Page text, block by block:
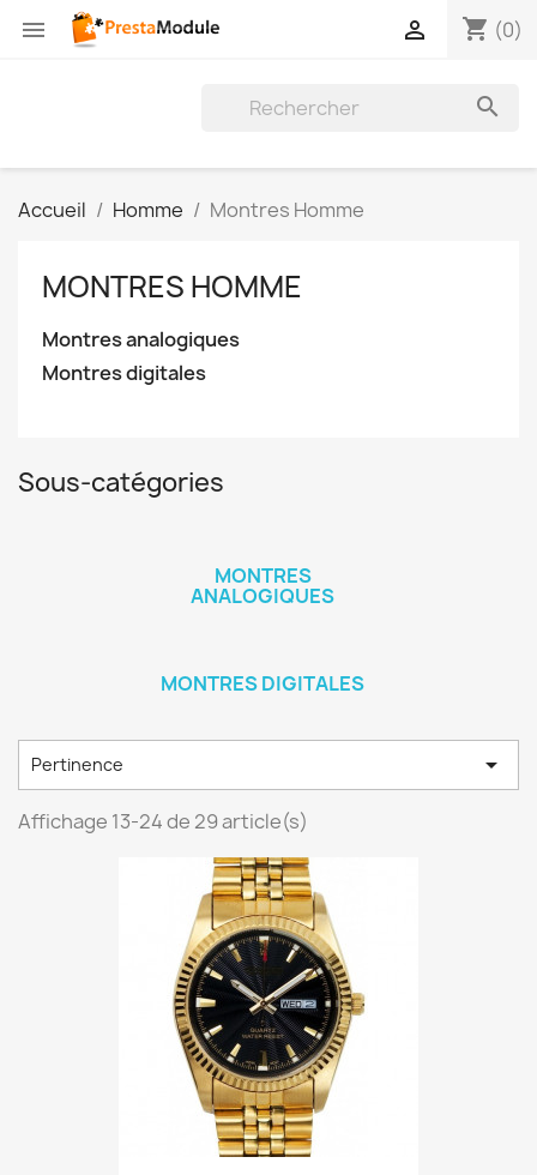
 shopping_cart (0)


Accueil Homme Montres Homme
MONTRES HOMME
Montres analogiques
Montres digitales
Sous-catégories
MONTRES
ANALOGIQUES
MONTRES DIGITALES
Pertinence 
Affichage 13-24 de 29 article(s)